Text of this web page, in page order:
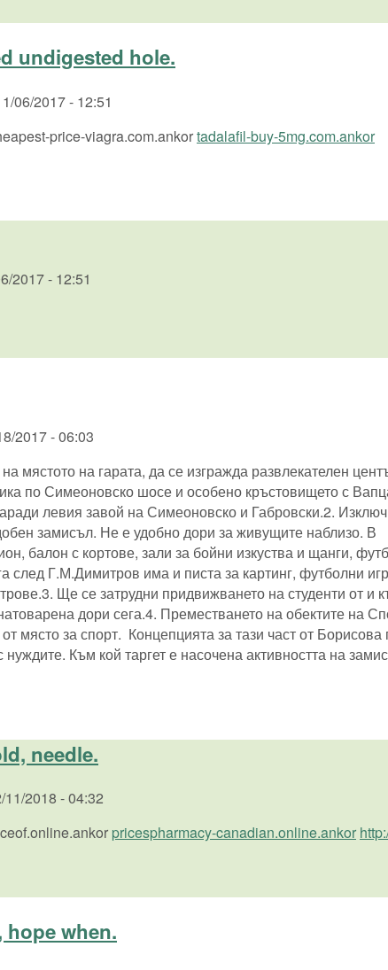
undigested hole.
06/2017 - 12:51
price-viagra.com.ankortadalafil-buy-5mg.com.ankor
2017 - 12:51
2017 - 06:03
на гарата, да се изгражда развлекателен
по Симеоновско шосе и особено кръстовището с
левия завой на Симеоновско и Габровски.2.
замисъл. Не е удобно дори за живущите наблизо. В
балон с кортове, зали за бойни изкуства и щанги,
след Г.М.Димитров има и писта за картинг, футболни
Ще се затрудни придвижването на студенти от и
дори сега.4. Преместването на обектите на
за спорт. Концепцията за тази част от Борисова
Към кой таргет е насочена активността на
needle.
11/2018 - 04:32
pricespharmacy-canadian.online.ankor
when.